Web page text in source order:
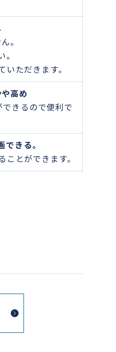
。
ただきます。
高め
きるので便利で
きる。
とができます。